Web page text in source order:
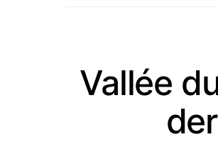
Vallée